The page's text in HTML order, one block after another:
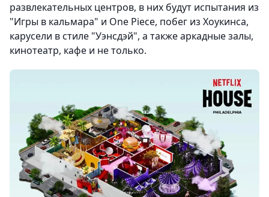
развлекательных центров, в них будут испытания из
"Игры в кальмара" и One Piece, побег из Хоукинса,
карусели в стиле "Уэнсдэй", а также аркадные залы,
кинотеатр, кафе и не только.